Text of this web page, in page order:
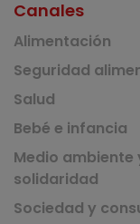
Canales
Alimentación
Seguridad
Salud
Bebé e infancia
Medio ambiente
solidaridad
Sociedad y